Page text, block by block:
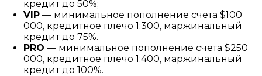
кредит до 50%;
VIP — минимальное пополнение счета $100
000, кредитное плечо 1:300, маржинальный
кредит до 75%.
PRO — минимальное пополнение счета $250
000, кредитное плечо 1:400, маржинальный
кредит до 100%.